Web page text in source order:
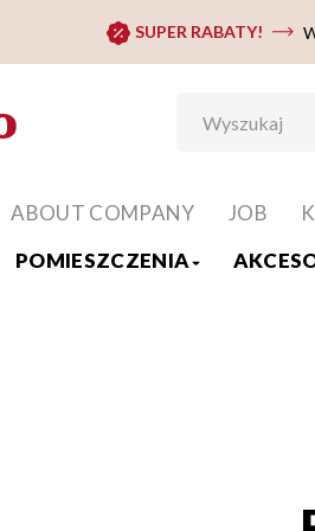
SUPER RABATY!
POMIESZCZENIA
ABOUT COMPANY JOB